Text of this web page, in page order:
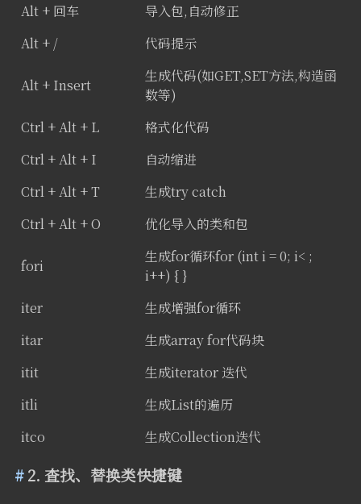
Alt + 回车
导入包,自动修正
Alt + /
代码提示
Alt + Insert
生成代码(如GET,SET方法,构造函
数等)
Ctrl + Alt + L
格式化代码
Ctrl + Alt + I
自动缩进
Ctrl + Alt + T
生成try catch
Ctrl + Alt + O
优化导入的类和包
fori
生成for循环for (int i = 0; i< ;
i++) { }
iter
生成增强for循环
itar
生成array for代码块
itit
生成iterator 迭代
itli
生成List的遍历
itco
生成Collection迭代
2. 查找、替换类快捷键